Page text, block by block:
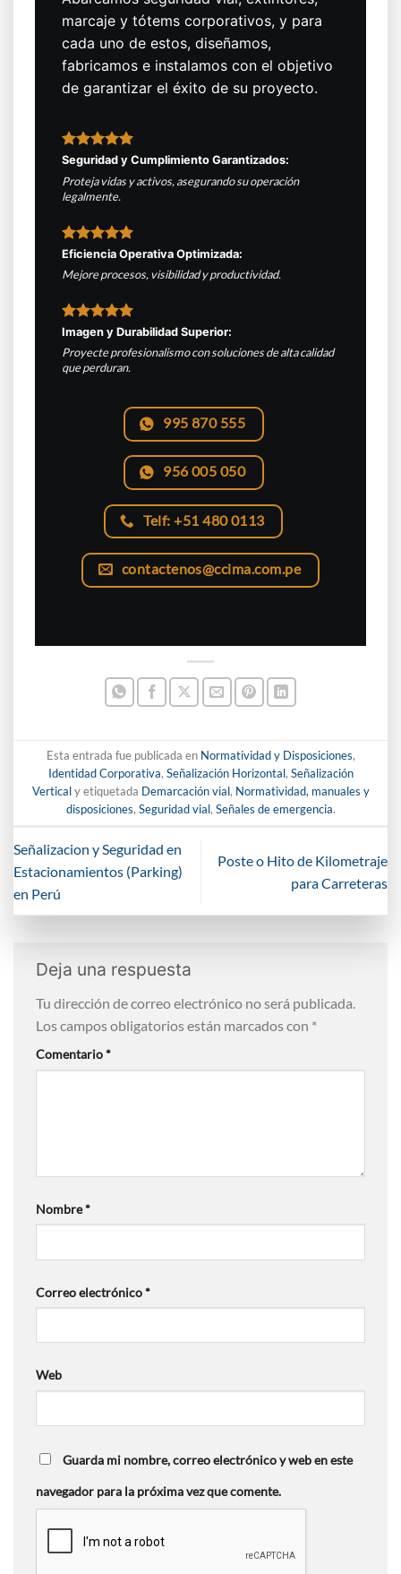
marcaje y tótems corporativos, y para
cada uno de estos, diseñamos,
fabricamos e instalamos con el objetivo
de garantizar el éxito de su proyecto.
Seguridad y Cumplimiento Garantizados:
Proteja vidas y activos, asegurando su operación
legalmente.
Eficiencia Operativa Optimizada:
Mejore procesos, visibilidad y productividad.
Imagen y Durabilidad Superior:
Proyecte profesionalismo con soluciones de alta calidad
que perduran.
995 870 555
956 005 050
Telf: +51 480 0113
contactenos@ccima.com.pe
Esta entrada fue publicada en Normatividad y Disposiciones,
Identidad Corporativa, Señalización Horizontal, Señalización
Verticaly etiquetada Demarcación vial, Normatividad, manuales y
disposiciones, Seguridad vial, Señales de emergencia.
Señalizacion y Seguridad en
Estacionamientos (Parking)
en Perú
Poste o Hito de Kilometraje
para Carreteras
Deja una respuesta
Tu dirección de correo electrónico no será publicada.
Los campos obligatorios están marcados con *
Comentario*
Nombre*
Correo electrónico*
Web
Guarda mi nombre, correo electrónico y web en este
navegador para la próxima vez que comente.